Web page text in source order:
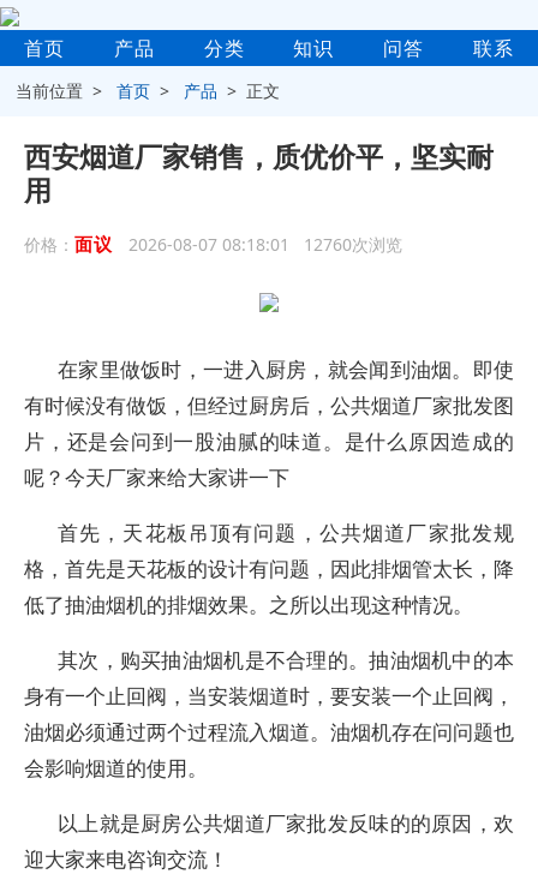
首页 产品 分类 知识 问答 联系
当前位置 >首页 > 产品 > 正文
西安烟道厂家销售，质优价平，坚实耐
用
价格： 面议 2026-08-07 08:18:01 12760次浏览
在家里做饭时，一进入厨房，就会闻到油烟。即使
有时候没有做饭，但经过厨房后，公共烟道厂家批发图
片，还是会问到一股油腻的味道。是什么原因造成的
呢？今天厂家来给大家讲一下
首先，天花板吊顶有问题，公共烟道厂家批发规
格，首先是天花板的设计有问题，因此排烟管太长，降
低了抽油烟机的排烟效果。之所以出现这种情况。
其次，购买抽油烟机是不合理的。抽油烟机中的本
身有一个止回阀，当安装烟道时，要安装一个止回阀，
油烟必须通过两个过程流入烟道。油烟机存在问问题也
会影响烟道的使用。
以上就是厨房公共烟道厂家批发反味的的原因，欢
迎大家来电咨询交流！